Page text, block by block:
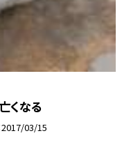
くなる
2017/03/15